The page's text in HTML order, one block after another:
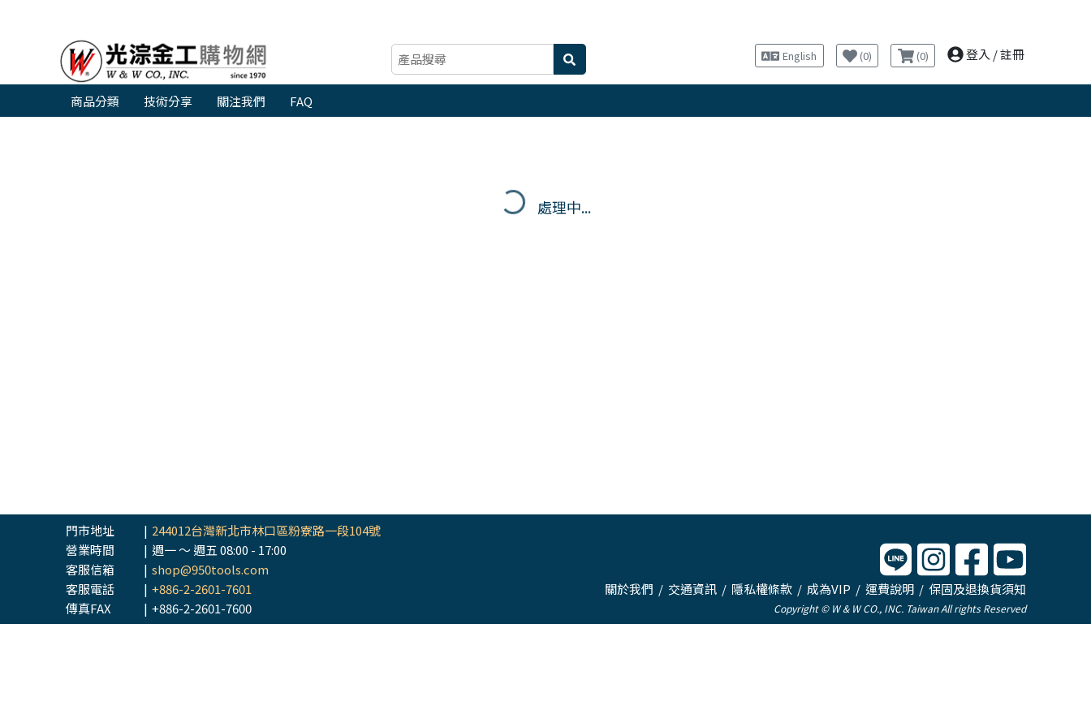
English (0) (0) 登入 /註冊
商品分類 技術分享 關注我們 FAQ
處理中...
門市地址 | 244012台灣新北市林口區粉寮路一段104號
營業時間
| 週一 ～ 週五 08:00 - 17:00
客服信箱
| shop@950tools.com
客服電話
| +886-2-2601-7601 關於我們 / 交通資訊/ 隱私權條款/ 成為VIP / 運費說明/ 保固及退換貨須知
傳真FAX
| +886-2-2601-7600 Copyright © W & W CO., INC. Taiwan All rights Reserved